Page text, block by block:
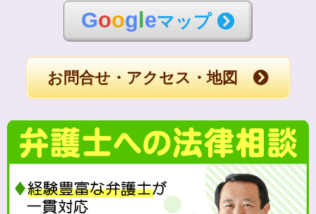
Goog eマップ
お問合せ・アクセス・地図